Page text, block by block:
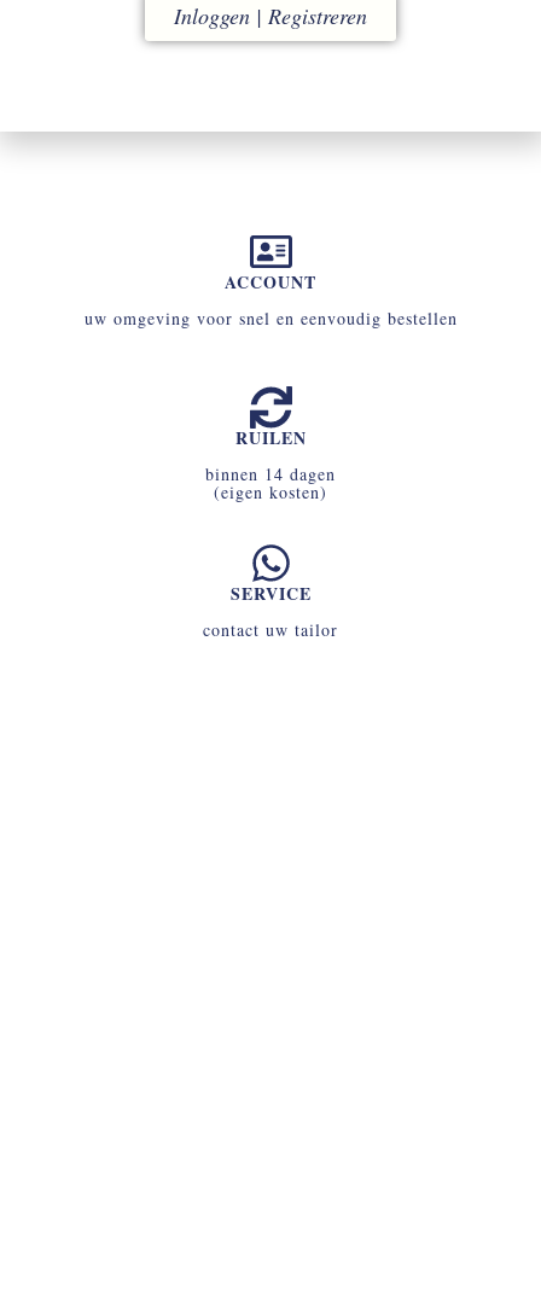
ACCOUNT
uw omgeving voor snel en eenvoudig bestellen
RUILEN
binnen 14 dagen
(eigen kosten)
SERVICE
contact uw tailor
Inloggen | Registreren